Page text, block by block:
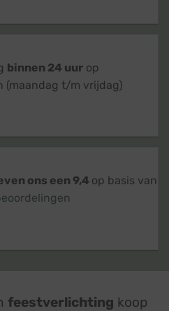
binnen 24 uur op
(maandag t/m vrijdag)
ons een 9,4 op basis van
feestverlichting koop